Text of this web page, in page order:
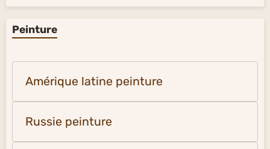
Peinture
Amérique latine peinture
Russie peinture